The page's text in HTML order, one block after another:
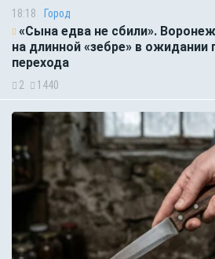
18:18 Город
«Сына едва не сбили».
на длинной «зебре» в ожидании
перехода
2 1440